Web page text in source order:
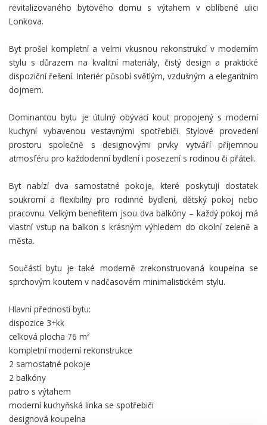
revitalizovaného bytového domu s výtahem v oblíbené ulici
Lonkova.
Byt prošel kompletní a velmi vkusnou rekonstrukcí v moderním
stylu s důrazem na kvalitní materiály, čistý design a praktické
dispoziční řešení. Interiér působí světlým, vzdušným a elegantním
dojmem.
Dominantou bytu je útulný obývací kout propojený s moderní
kuchyní vybavenou vestavnými spotřebiči. Stylové provedení
prostoru společně s designovými prvky vytváří příjemnou
atmosféru pro každodenní bydlení i posezení s rodinou či přáteli.
Byt nabízí dva samostatné pokoje, které poskytují dostatek
soukromí a flexibility pro rodinné bydlení, dětský pokoj nebo
pracovnu. Velkým benefitem jsou dva balkóny – každý pokoj má
vlastní vstup na balkon s krásným výhledem do okolní zeleně a
města.
Součástí bytu je také moderně zrekonstruovaná koupelna se
sprchovým koutem v nadčasovém minimalistickém stylu.
Hlavní přednosti bytu:
dispozice 3+kk
celková plocha 76 m²
kompletní moderní rekonstrukce
2 samostatné pokoje
2 balkóny
patro s výtahem
moderní kuchyňská linka se spotřebiči
designová koupelna